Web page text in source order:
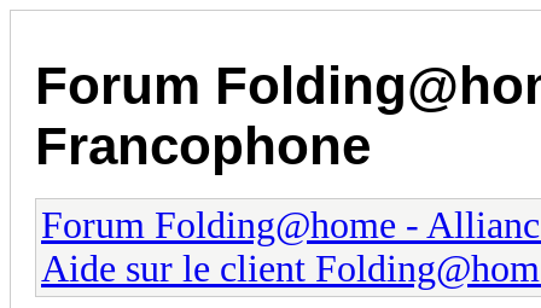
Forum
Francophone
Forum Folding@home -
Aide sur le client